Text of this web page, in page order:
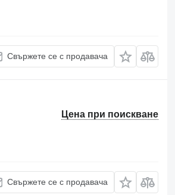
Свържете се с продавача
Цена при поискване
Свържете се с продавача